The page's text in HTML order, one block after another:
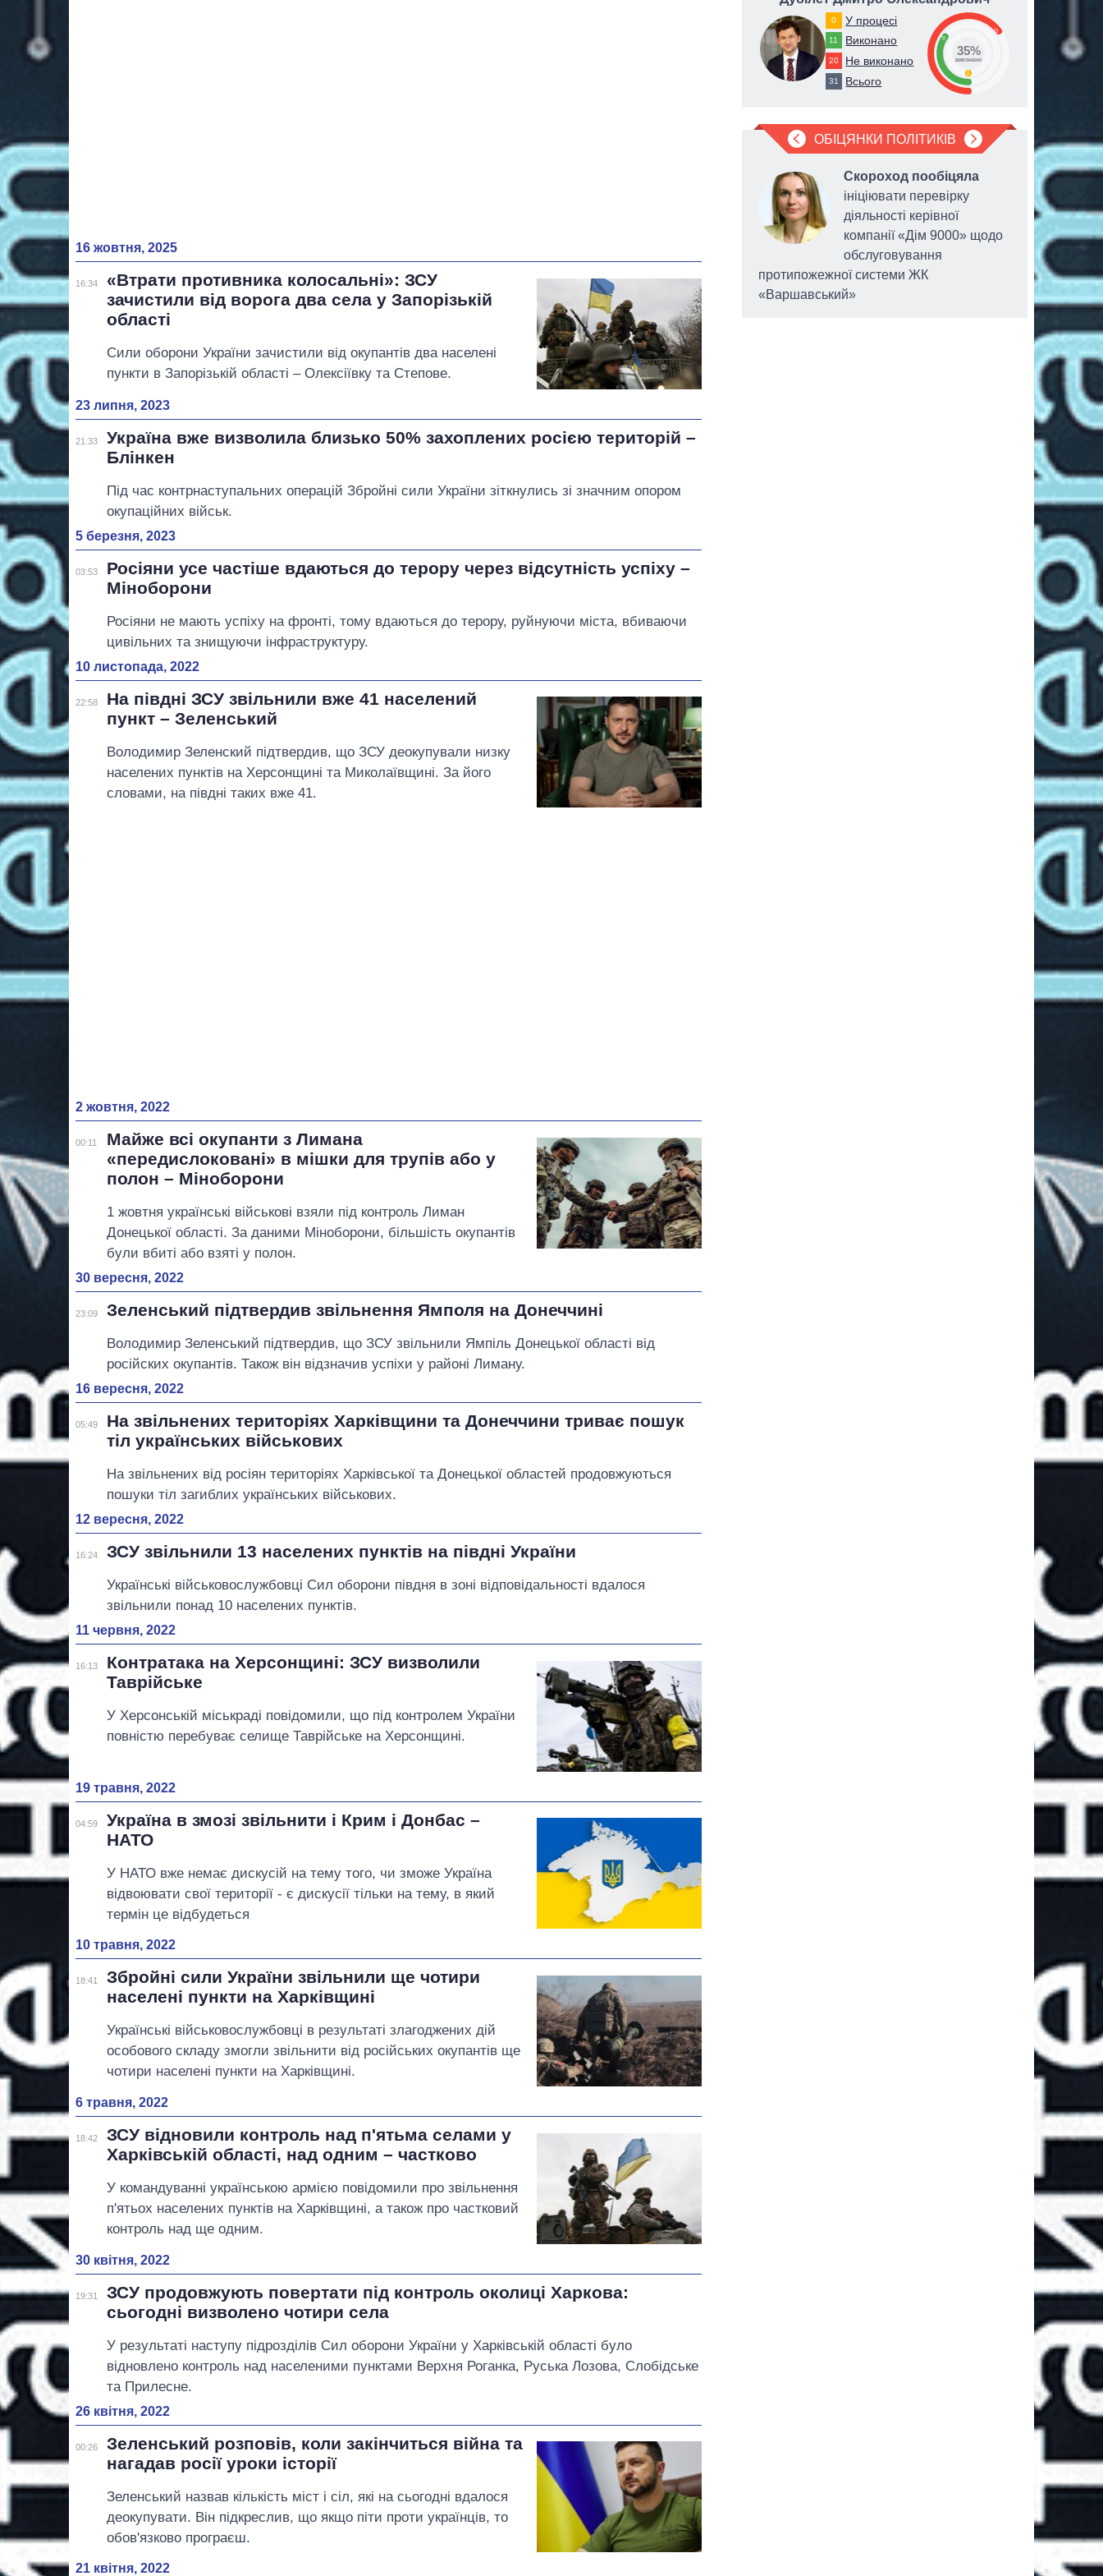
16 жовтня, 2025
16:34
«Втрати противника колосальні»: ЗСУ
зачистили від ворога два села у Запорізькій
області
Сили оборони України зачистили від окупантів два населені
пункти в Запорізькій області – Олексіївку та Степове.
23 липня, 2023
21:33
Україна вже визволила близько 50% захоплених росією територій –
Блінкен
Під час контрнаступальних операцій Збройні сили України зіткнулись зі значним опором
окупаційних військ.
5 березня, 2023
03:53
Росіяни усе частіше вдаються до терору через відсутність успіху –
Міноборони
Росіяни не мають успіху на фронті, тому вдаються до терору, руйнуючи міста, вбиваючи
цивільних та знищуючи інфраструктуру.
10 листопада, 2022
22:58
На півдні ЗСУ звільнили вже 41 населений
пункт – Зеленський
Володимир Зеленский підтвердив, що ЗСУ деокупували низку
населених пунктів на Херсонщині та Миколаївщині. За його
словами, на півдні таких вже 41.
2 жовтня, 2022
00:11
Майже всі окупанти з Лимана
«передислоковані» в мішки для трупів або у
полон – Міноборони
1 жовтня українські військові взяли під контроль Лиман
Донецької області. За даними Міноборони, більшість окупантів
були вбиті або взяті у полон.
30 вересня, 2022
23:09 Зеленський підтвердив звільнення Ямполя на Донеччині
Володимир Зеленський підтвердив, що ЗСУ звільнили Ямпіль Донецької області від
російских окупантів. Також він відзначив успіхи у районі Лиману.
16 вересня, 2022
05:49
На звільнених територіях Харківщини та Донеччини триває пошук
тіл українських військових
На звільнених від росіян територіях Харківської та Донецької областей продовжуються
пошуки тіл загиблих українських військових.
12 вересня, 2022
16:24 ЗСУ звільнили 13 населених пунктів на півдні України
Українські військовослужбовці Сил оборони півдня в зоні відповідальності вдалося
звільнили понад 10 населених пунктів.
11 червня, 2022
16:13
Контратака на Херсонщині: ЗСУ визволили
Таврійське
У Херсонській міськраді повідомили, що під контролем України
повністю перебуває селище Таврійське на Херсонщині.
19 травня, 2022
04:59
Україна в змозі звільнити і Крим і Донбас –
НАТО
У НАТО вже немає дискусій на тему того, чи зможе Україна
відвоювати свої території - є дискусії тільки на тему, в який
термін це відбудеться
10 травня, 2022
18:41
Збройні сили України звільнили ще чотири
населені пункти на Харківщині
Українські військовослужбовці в результаті злагоджених дій
особового складу змогли звільнити від російських окупантів ще
чотири населені пункти на Харківщині.
6 травня, 2022
18:42
ЗСУ відновили контроль над п'ятьма селами у
Харківській області, над одним – частково
У командуванні українською армією повідомили про звільнення
п'ятьох населених пунктів на Харківщині, а також про частковий
контроль над ще одним.
30 квітня, 2022
19:31
ЗСУ продовжують повертати під контроль околиці Харкова:
сьогодні визволено чотири села
У результаті наступу підрозділів Сил оборони України у Харківській області було
відновлено контроль над населеними пунктами Верхня Роганка, Руська Лозова, Слобідське
та Прилесне.
26 квітня, 2022
00:26
Зеленський розповів, коли закінчиться війна та
нагадав росії уроки історії
Зеленський назвав кількість міст і сіл, які на сьогодні вдалося
деокупувати. Він підкреслив, що якщо піти проти українців, то
обов'язково програєш.
21 квітня, 2022
0 У процесі
11 Виконано
20 Не виконано
31 Всього
65
35
0
35%
виконано
ОБІЦЯНКИ ПОЛІТИКІВ
Скороход пообіцяла
ініціювати перевірку
діяльності керівної
компанії «Дім 9000» щодо
обслуговування
протипожежної системи ЖК
«Варшавський»